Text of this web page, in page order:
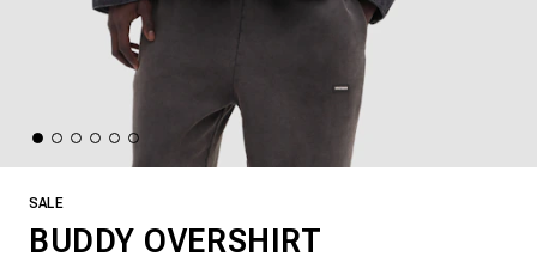
SALE
BUDDY OVERSHIRT